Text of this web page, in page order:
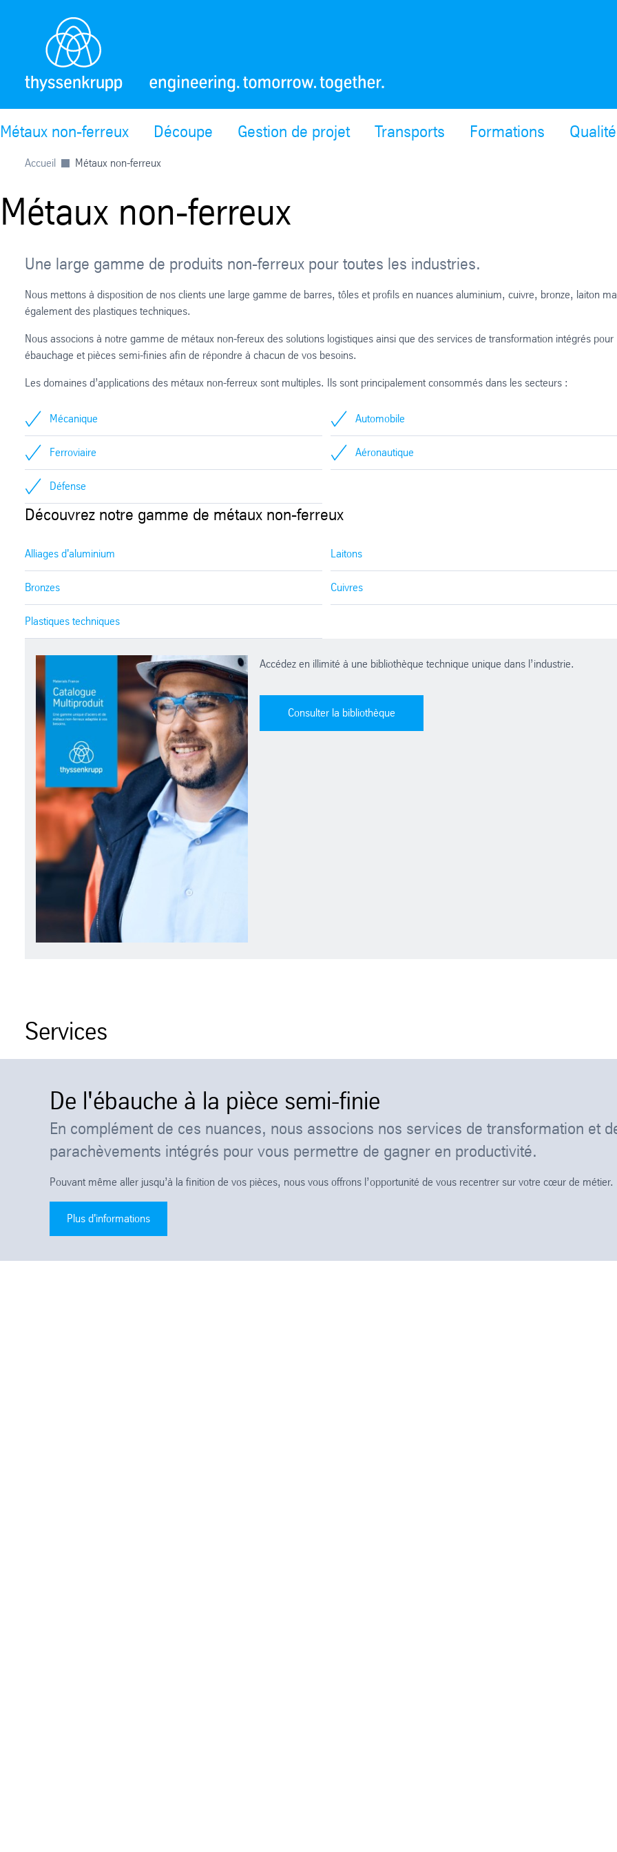
Métaux non-ferreux Découpe Gestion de projet Transports Formations
Accueil Métaux non-ferreux
Métaux non-ferreux
Une large gamme de produits non-ferreux pour toutes les industries.
Nous mettons à disposition de nos clients une large gamme de barres, tôles et profils en nuances aluminium, cuivre, bronze, laiton
également des plastiques techniques.
Nous associons à notre gamme de métaux non-fereux des solutions logistiques ainsi que des services de transformation intégrés pour
ébauchage et pièces semi-finies afin de répondre à chacun de vos besoins.
Les domaines d’applications des métaux non-ferreux sont multiples. Ils sont principalement consommés dans les secteurs :
Mécanique Automobile
Ferroviaire Aéronautique
Défense
Découvrez notre gamme de métaux non-ferreux
Alliages d'aluminium Laitons
Bronzes Cuivres
Plastiques techniques
Accédez en illimité à une bibliothèque technique unique dans l’industrie.
Consulter la bibliothèque
Services
De l'ébauche à la pièce semi-finie
En complément de ces nuances, nous associons nos services de transformation et
parachèvements intégrés pour vous permettre de gagner en productivité.
Pouvant même aller jusqu’à la finition de vos pièces, nous vous offrons l’opportunité de vous recentrer sur votre cœur de métier.
Plus d'informations